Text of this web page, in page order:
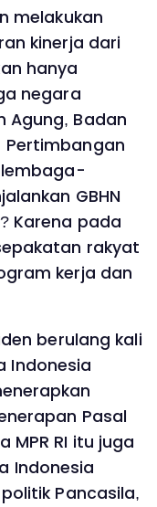
melakukan
kinerja dari
hanya
negara
Agung, Badan
Pertimbangan
GBHN
Karena pada
rakyat
kerja dan
berulang kali
Indonesia
Pasal
MPR RI itu juga
Indonesia
Pancasila,